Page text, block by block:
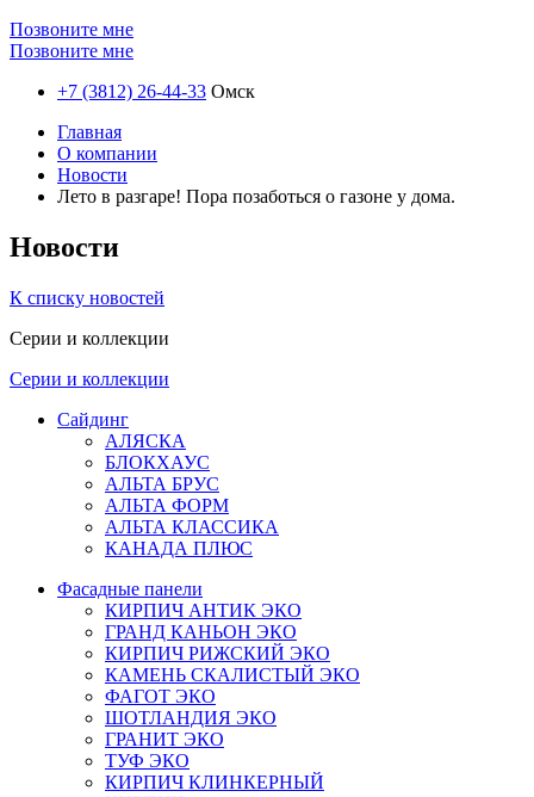
Позвоните мне
Позвоните мне
+7 (3812) 26-44-33 Омск
Главная
О компании
Новости
Лето в разгаре! Пора позаботься о газоне у дома.
Новости
К списку новостей
Серии и коллекции
Серии и коллекции
Сайдинг
АЛЯСКА
БЛОКХАУС
АЛЬТА БРУС
АЛЬТА ФОРМ
АЛЬТА КЛАССИКА
КАНАДА ПЛЮС
Фасадные панели
КИРПИЧ АНТИК ЭКО
ГРАНД КАНЬОН ЭКО
КИРПИЧ РИЖСКИЙ ЭКО
КАМЕНЬ СКАЛИСТЫЙ ЭКО
ФАГОТ ЭКО
ШОТЛАНДИЯ ЭКО
ГРАНИТ ЭКО
ТУФ ЭКО
КИРПИЧ КЛИНКЕРНЫЙ